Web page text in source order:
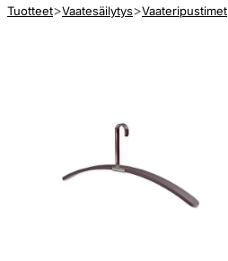
Tuotteet Vaatesäilytys Vaateripustimet